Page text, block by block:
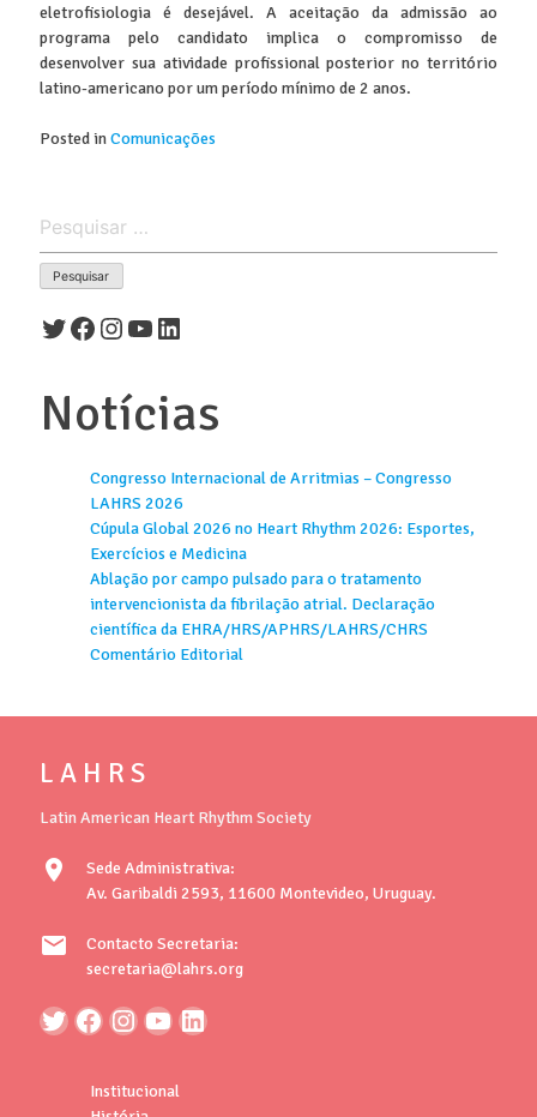
eletrofisiologia é desejável. A aceitação da admissão ao
programa pelo candidato implica o compromisso de
desenvolver sua atividade profissional posterior no território
latino-americano por um período mínimo de 2 anos.
Posted inComunicações
por:
Twitter
Facebook
Instagram
Youtube
LinkedIn
Notícias
Congresso Internacional de Arritmias – Congresso
LAHRS 2026
Cúpula Global 2026 no Heart Rhythm 2026: Esportes,
Exercícios e Medicina
Ablação por campo pulsado para o tratamento
intervencionista da fibrilação atrial. Declaração
científica da EHRA/HRS/APHRS/LAHRS/CHRS
Comentário Editorial
L A H R S
Latin American Heart Rhythm Society
location_on
Sede Administrativa:
Av. Garibaldi 2593, 11600 Montevideo, Uruguay.
mail
Contacto Secretaria:
secretaria@lahrs.org
Institucional